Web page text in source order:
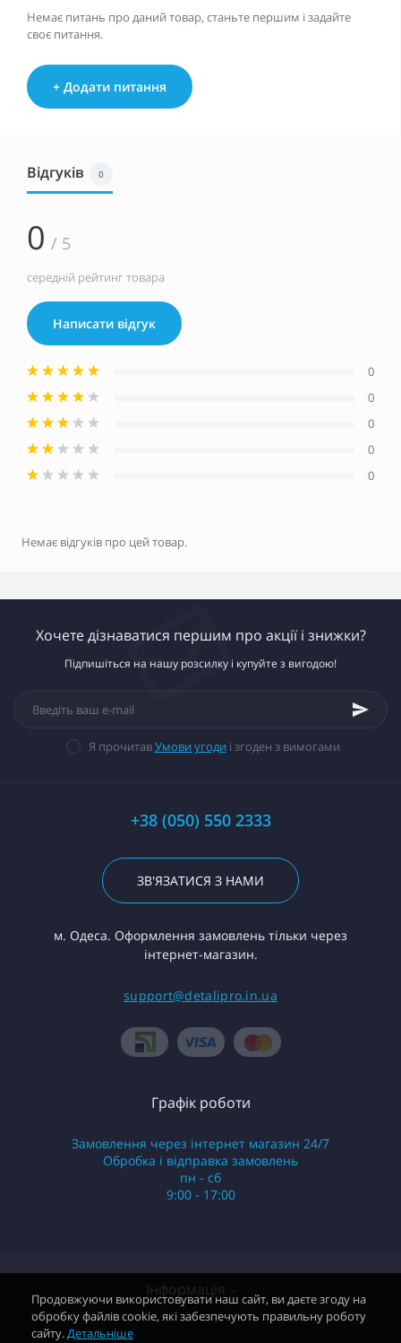
Немає питань про даний товар, станьте першим і задайте
своє питання.
+ Додати питання
Відгуків 0
0 / 5
середній рейтинг товара
Написати відгук
0
0
0
0
0
Немає відгуків про цей товар.
Хочете дізнаватися першим про акції і знижки?
Підпишіться на нашу розсилку і купуйте з вигодою!
Я прочитавУмови угоди і згоден з вимогами
+38 (050) 550 2333
ЗВ'ЯЗАТИСЯ З НАМИ
м. Одеса. Оформлення замовлень тільки через
інтернет-магазин.
support@detalipro.in.ua
Інформація
Графік роботи
Замовлення через інтернет магазин 24/7
Обробка і відправка замовлень
пн - сб
9:00 - 17:00
Продовжуючи використовувати наш сайт, ви даєте згоду на
обробку файлів cookie, які забезпечують правильну роботу
сайту.Детальніше